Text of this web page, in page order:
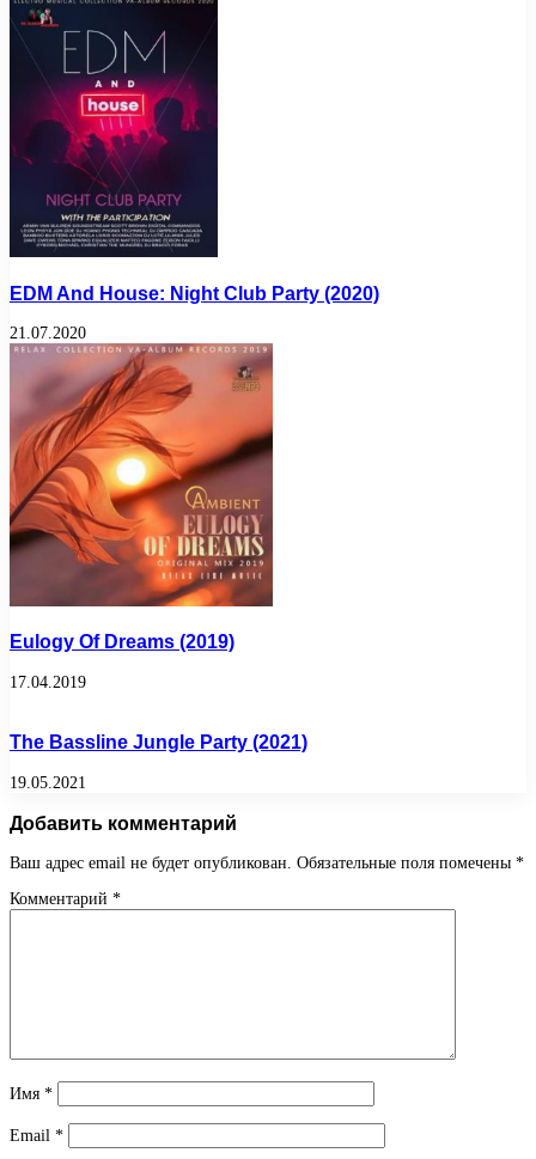
EDM And House: Night Club Party (2020)
21.07.2020
Eulogy Of Dreams (2019)
17.04.2019
The Bassline Jungle Party (2021)
19.05.2021
Добавить комментарий
Ваш адрес email не будет опубликован. Обязательные поля помечены *
Комментарий *
Имя *
Email *